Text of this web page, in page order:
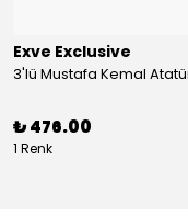
Exve Exclusive
₺ 476.00
1 Renk